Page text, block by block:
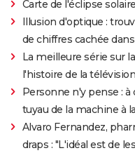
Carte de l'éclipse
Illusion d'optique :
de chiffres cachée
La meilleure série sur
l'histoire de la
Personne n'y pense :
tuyau de la machine à
Alvaro Fernandez,
draps : "L'idéal est de